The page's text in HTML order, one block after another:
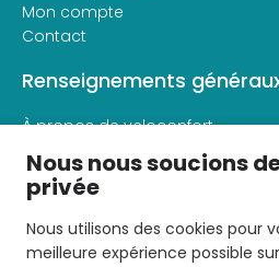
Mon compte
Contact
Renseignements
À propos de veloconfort
Conditions générales d’utilisation
Déclaration de confidentialité
Nous nous soucions
privée
Nous utilisons des cookies pour
meilleure expérience possible